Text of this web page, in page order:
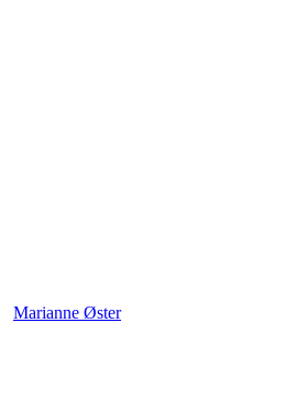
Marianne Øster